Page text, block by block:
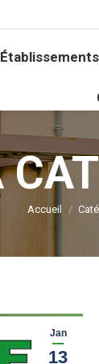
Vous êtes ici :
Accueil
Jan
13
Services